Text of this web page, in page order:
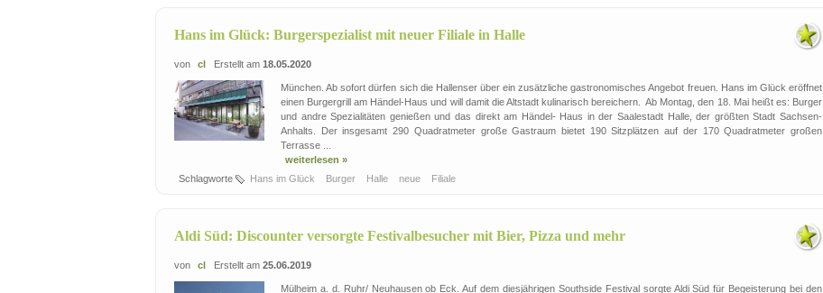
Hans im Glück: Burgerspezialist mit neuer Filiale in Halle
von cl Erstellt am 18.05.2020
München. Ab sofort dürfen sich die Hallenser über ein zusätzliche gastronomisches Angebot freuen. Hans im Glück eröffnet
einen Burgergrill am Händel-Haus und will damit die Altstadt kulinarisch bereichern. Ab Montag, den 18. Mai heißt es: Burger
und andre Spezialitäten genießen und das direkt am Händel- Haus in der Saalestadt Halle, der größten Stadt Sachsen-
Anhalts. Der insgesamt 290 Quadratmeter große Gastraum bietet 190 Sitzplätzen auf der 170 Quadratmeter großen
Terrasse ...
weiterlesen »
Schlagworte
Hans im Glück Burger Halle neue Filiale
Aldi Süd: Discounter versorgte Festivalbesucher mit Bier, Pizza und mehr
von cl Erstellt am 25.06.2019
Mülheim a. d. Ruhr/ Neuhausen ob Eck. Auf dem diesjährigen Southside Festival sorgte Aldi Süd für Begeisterung bei den